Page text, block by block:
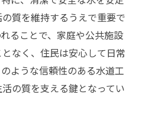
質を維持するうえで重要で
ることで、家庭や公共施設
なく、住民は安心して日常
ような信頼性のある水道工
の質を支える鍵となってい